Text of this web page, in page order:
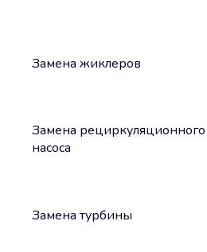
Замена жиклеров
Замена рециркуляционного
насоса
Замена турбины